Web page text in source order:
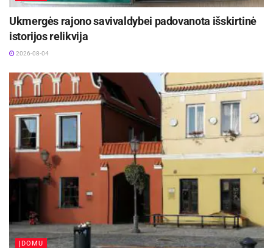
Ukmergės rajono savivaldybei padovanota išskirtinė
istorijos relikvija
2026-08-04
ĮDOMU